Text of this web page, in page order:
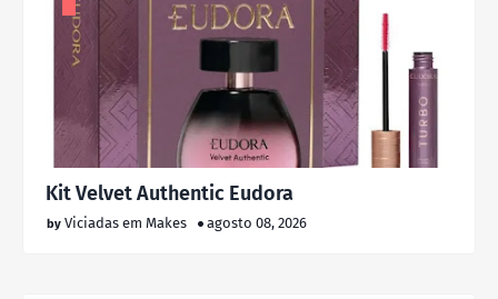
Kit Velvet Authentic Eudora
Viciadas em Makes agosto 08, 2026